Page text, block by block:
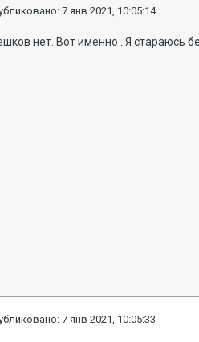
7 янв 2021, 10:05:14
нет. Вот именно . Я стараюсь
7 янв 2021, 10:05:33